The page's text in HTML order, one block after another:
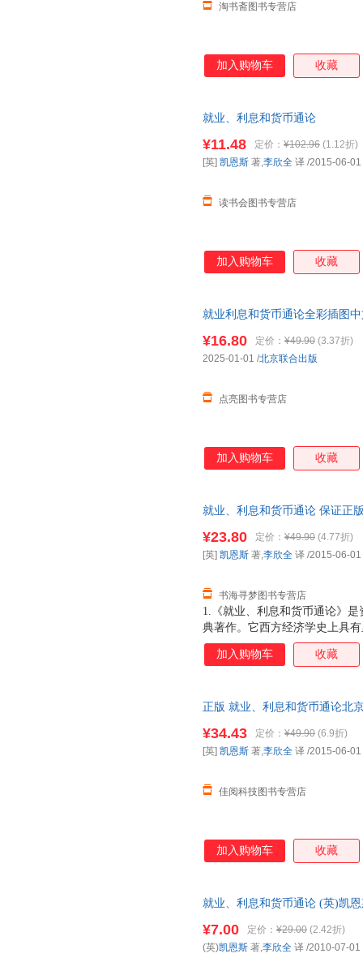
淘书斋图书专营店
加入购物车 收藏
就业、利息和货币通论
¥11.48 定价： ¥102.96 (1.12折)
读书会图书专营店
[英] 凯恩斯 著,李欣全 译 /2015-06-01
加入购物车 收藏
就业利息和货币通论全彩插图
¥16.80 定价： ¥49.90 (3.37折)
点亮图书专营店
2025-01-01 /北京联合出版
加入购物车 收藏
就业、利息和货币通论 保证正
1.《就业、利息和货币通论》
典著作。它西方经济学史上具
政策有着重大的指导意义。这
典范。 2.这次出版的彩图珍藏
名著，以的方式体验经济学。
¥23.80 定价： ¥49.90 (4.77折)
书海寻梦图书专营店
[英] 凯恩斯 著,李欣全 译 /2015-06-01
加入购物车 收藏
正版 就业、利息和货币通论北
¥34.43 定价： ¥49.90 (6.9折)
佳阅科技图书专营店
[英] 凯恩斯 著,李欣全 译 /2015-06-01
加入购物车 收藏
就业、利息和货币通论 (英)凯
¥7.00 定价： ¥29.00 (2.42折)
(英)凯恩斯 著,李欣全 译 /2010-07-01